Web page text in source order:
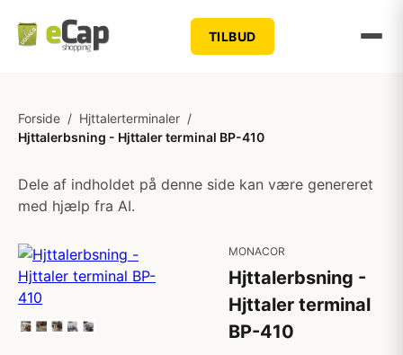
TILBUD
Forside / Hjttalerterminaler /
Hjttalerbsning - Hjttaler terminal BP-410
Dele af indholdet på denne side kan være genereret
med hjælp fra AI.
MONACOR
Hjttalerbsning -
Hjttaler terminal
BP-410